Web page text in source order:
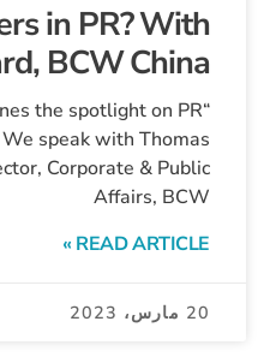
in PR? With
BCW China
the spotlight on PR
speak with Thomas
Corporate & Public
Affairs, BCW
READ ARTICLE »
20 مارس، 2023